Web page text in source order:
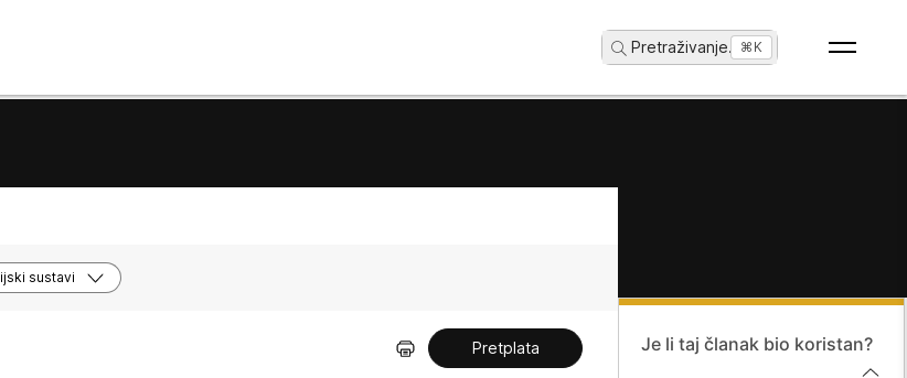
Pretraživanje... ⌘K
sustavi
Pretplata Je li taj članak bio koristan?